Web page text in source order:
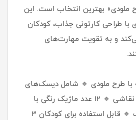
بهترین انتخاب است. این
با طراحی کارتونی جذاب، کودکان
و به تقویت مهارت‌های
با طرح ملودی 🔹 شامل دیسک‌های
تصویری برای آموزش نقاشی 🔹 12 عدد ماژیک رنگی با
رنگ‌های شاد و جذاب 🔹 قابل استفاده برای کودکان 3